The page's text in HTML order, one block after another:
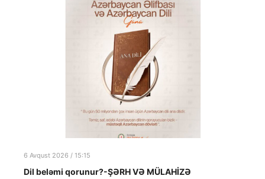
6 Avqust 2026 / 15:15
Dil beləmi qorunur?-ŞƏRH VƏ MÜLAHİZƏ